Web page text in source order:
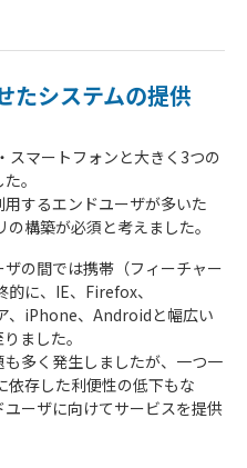
たシステムの提供
スマートフォンと大きく3つの
。
するエンドユーザが多いた
構築が必須と考えました。
の間では携帯（フィーチャー
に、IE、Firefox、
、iPhone、Androidと幅広い
ました。
多く発生しましたが、一つ一
依存した利便性の低下もな
ーザに向けてサービスを提供